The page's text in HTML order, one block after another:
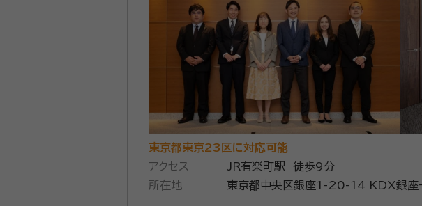
東京都東京23区に対応可能
アクセス
JR有楽町駅 徒歩9分
所在地
東京都中央区銀座1-20-14 KDX銀座